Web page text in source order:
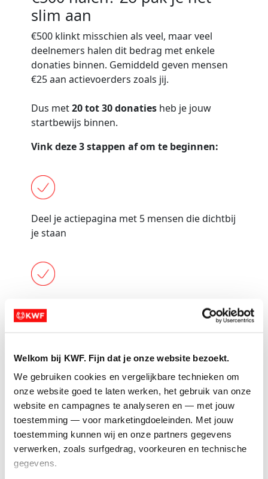
Welkom bij KWF. Fijn dat je onze website bezoekt.
We gebruiken cookies en vergelijkbare technieken om
onze website goed te laten werken, het gebruik van onze
website en campagnes te analyseren en — met jouw
toestemming — voor marketingdoeleinden. Met jouw
toestemming kunnen wij en onze partners gegevens
verwerken, zoals surfgedrag, voorkeuren en technische
gegevens.
slim aan
€500 klinkt misschien als veel, maar veel
deelnemers halen dit bedrag met enkele
donaties binnen. Gemiddeld geven mensen
€25 aan actievoerders zoals jij.
Dus met20 tot 30 donaties heb je jouw
startbewijs binnen.
Vink deze 3 stappen af om te beginnen:
Deel je actiepagina met 5 mensen die dichtbij
je staan
Vraag 1 iemand om je actie óók te delen
Plaats 1 update op social media (kort: voor
wie kom jij in actie?)
Tip:Doe zelf de eerste donatie. Bijv. ter
waarde van de prijs van een startbewijs.